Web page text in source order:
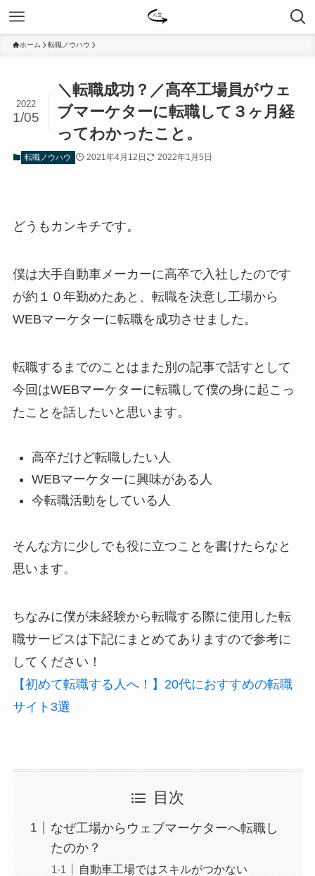
ホーム 転職ノウハウ
＼転職成功？／高卒工場員がウェ
ブマーケターに転職して３ヶ月経
ってわかったこと。
2022
1/05
転職ノウハウ 2021年4月12日 2022年1月5日
どうもカンキチです。
僕は大手自動車メーカーに高卒で入社したのです
が約１０年勤めたあと、転職を決意し工場から
WEBマーケターに転職を成功させました。
転職するまでのことはまた別の記事で話すとして
今回はWEBマーケターに転職して僕の身に起こっ
たことを話したいと思います。
高卒だけど転職したい人
WEBマーケターに興味がある人
今転職活動をしている人
そんな方に少しでも役に立つことを書けたらなと
思います。
ちなみに僕が未経験から転職する際に使用した転
職サービスは下記にまとめてありますので参考に
してください！
【初めて転職する人へ！】20代におすすめの転職
サイト3選
目次
なぜ工場からウェブマーケターへ転職し
たのか？
自動車工場ではスキルがつかない